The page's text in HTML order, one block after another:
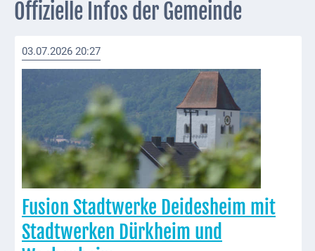
Externe
Gottesdienste
und
Versorgung
Baumaßnahmen
Abfallentsorgung
Energieversorgung
Breitbandausbau/
Offizielle Infos der Gemeinde
03.07.2026 20:27
Fusion Stadtwerke Deidesheim mit
Stadtwerken Dürkheim und